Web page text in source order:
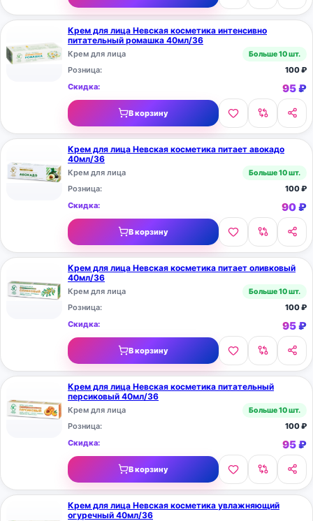
Крем для лица Невская косметика интенсивно
питательный ромашка 40мл/36
Крем для лица Больше 10 шт.
Розница: 100₽
Скидка:
95₽
В корзину
Крем для лица Невская косметика питает авокадо
40мл/36
Крем для лица Больше 10 шт.
Розница: 100₽
Скидка:
90₽
В корзину
Крем для лица Невская косметика питает оливковый
40мл/36
Крем для лица Больше 10 шт.
Розница: 100₽
Скидка:
95₽
В корзину
Крем для лица Невская косметика питательный
персиковый 40мл/36
Крем для лица Больше 10 шт.
Розница: 100₽
Скидка:
95₽
В корзину
Крем для лица Невская косметика увлажняющий
огуречный 40мл/36